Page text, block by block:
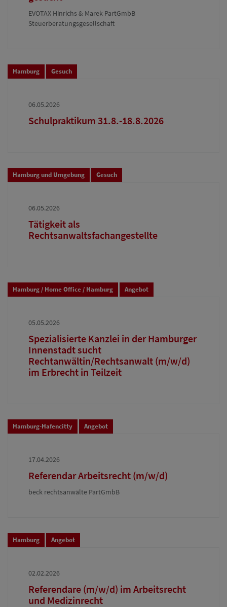
EVOTAX Hinrichs & Marek PartGmbB
Steuerberatungsgesellschaft
Hamburg Gesuch
06.05.2026
Schulpraktikum 31.8.-18.8.2026
Hamburg und Umgebung Gesuch
06.05.2026
Tätigkeit als
Rechtsanwaltsfachangestellte
Hamburg / Home Office / Hamburg Angebot
05.05.2026
Spezialisierte Kanzlei in der Hamburger
Innenstadt sucht
Rechtanwältin/Rechtsanwalt (m/w/d)
im Erbrecht in Teilzeit
Hamburg-Hafencitty Angebot
17.04.2026
Referendar Arbeitsrecht (m/w/d)
beck rechtsanwälte PartGmbB
Hamburg Angebot
02.02.2026
Referendare (m/w/d) im Arbeitsrecht
und Medizinrecht